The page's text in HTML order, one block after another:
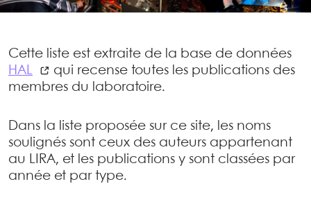
Cette liste est extraite de la base de données
HAL
qui recense toutes les publications des
membres du laboratoire.
Dans la liste proposée sur ce site, les noms
soulignés sont ceux des auteurs appartenant
au LIRA, et les publications y sont classées par
année et par type.